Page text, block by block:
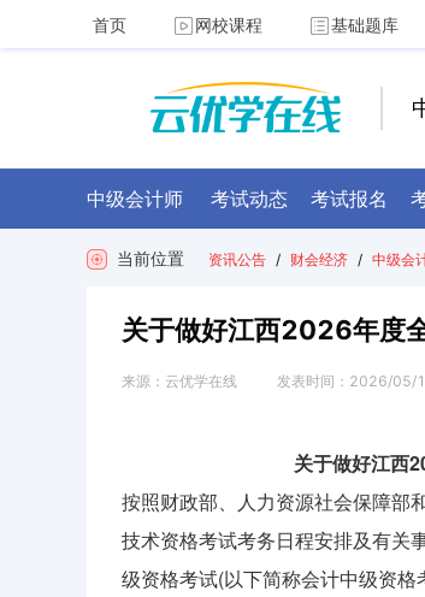
首页 网校课程 基础题库
中级会计师 考试动态 考试报名
当前位置 资讯公告 / 财会经济 / 中级会
关于做好江西2026年度
来源： 云优学在线 发表时间： 2026/05/
关于做好江西
按照财政部、人力资源社会保障部
技术资格考试考务日程安排及有关
级资格考试(以下简称会计中级资